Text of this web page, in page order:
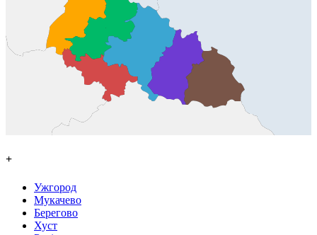
+
Ужгород
Мукачево
Берегово
Хуст